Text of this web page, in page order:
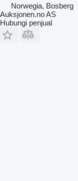
Norwegia, Bosberg
Auksjonen.no AS
Hubungi penjual